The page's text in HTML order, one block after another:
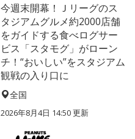
今週末開幕！Ｊリーグのス
タジアムグルメ約2000店舗
をガイドする食べログサー
ビス「スタモグ」がローン
チ！“おいしい”をスタジアム
観戦の入り口に
全国
2026年8月4日 14:50更新